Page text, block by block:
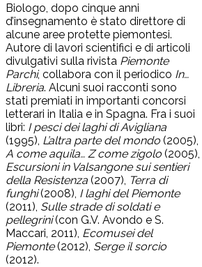
Biologo, dopo cinque anni
d’insegnamento è stato direttore di
alcune aree protette piemontesi.
Autore di lavori scientifici e di articoli
divulgativi sulla rivista Piemonte
Parchi, collabora con il periodico In…
Libreria. Alcuni suoi racconti sono
stati premiati in importanti concorsi
letterari in Italia e in Spagna. Fra i suoi
libri: I pesci dei laghi di Avigliana
(1995), L’altra parte del mondo (2005),
A come aquila… Z come zigolo (2005),
Escursioni in Valsangone sui sentieri
della Resistenza (2007), Terra di
funghi(2008), I laghi del Piemonte
(2011), Sulle strade di soldati e
pellegrini(con G.V. Avondo e S.
Maccari, 2011), Ecomusei del
Piemonte(2012), Serge il sorcio
(2012).